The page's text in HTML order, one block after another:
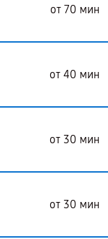
от 70 мин
от 40 мин
от 30 мин
от 30 мин